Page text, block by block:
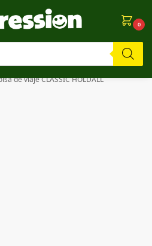
0
Si algo falla, ¡Perdón!⚠️
de viaje CLASSIC HOLDALL